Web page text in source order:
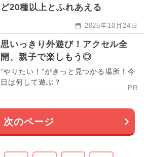
ど20種以上とふれあえる
2025年10月24日
思いっきり外遊び！アクセル全
開、親子で楽しもう◎
“やりたい！”がきっと見つかる場所！今
日は何して遊ぶ？
PR
次のページ